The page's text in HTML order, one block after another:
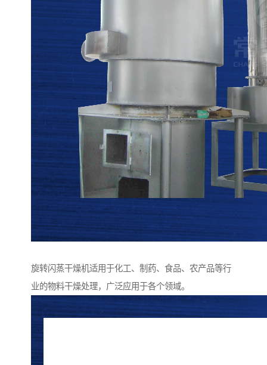
旋转闪蒸干燥机适用于化工、制药、食品、农产品等行
业的物料干燥处理，广泛应用于各个领域。